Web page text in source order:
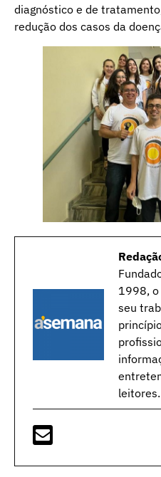
diagnóstico e de
redução dos casos da
1998, o
seu
leitores.